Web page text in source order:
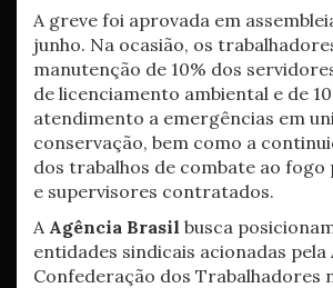
A greve foi aprovada em
junho. Na ocasião, os
manutenção de 10% dos
de licenciamento ambiental e de
atendimento a emergências em
conservação, bem como a
dos trabalhos de combate ao
e supervisores contratados.
A Agência Brasil busca
entidades sindicais acionadas pela
Confederação dos Trabalhadores